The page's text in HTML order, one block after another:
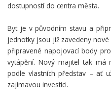
dostupností do centra města.
Byt je v původním stavu a
jednotky jsou již zavedeny
připravené napojovací body
vytápění. Nový majitel tak má
podle vlastních představ – ať
zajímavou investici.